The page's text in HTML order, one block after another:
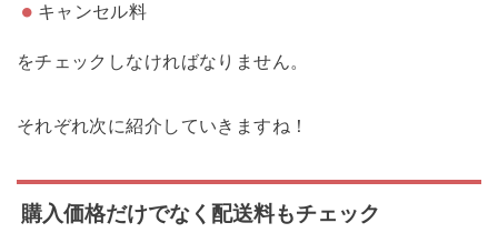
キャンセル料
をチェックしなければなりません。
それぞれ次に紹介していきますね！
購入価格だけでなく配送料もチェック